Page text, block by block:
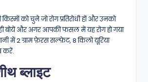
को चुने जो रोग प्रतिरोधी हों और उनको
बोयें और अगर आपकी फसल में यह रोग हो गया
में 2 ग्राम फ़ेरस सल्फ़ेट, 8 किलो यूरिया
करें.
ब्लाइट